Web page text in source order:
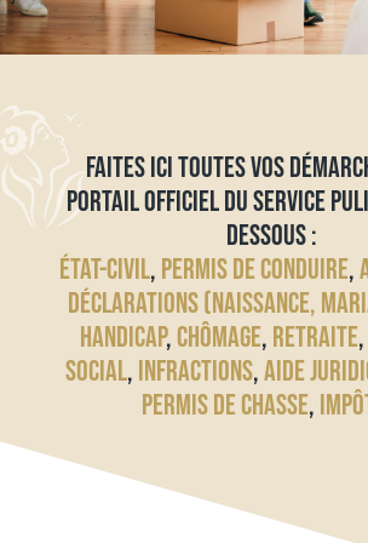
FAITES ICI TOUTES VOS
PORTAIL OFFICIEL DU SERVICE
DESSOUS :
ÉTAT-CIVIL, PERMIS DE CONDUIRE,
DÉCLARATIONS (NAISSANCE,
HANDICAP, CHÔMAGE, RETRAITE,
SOCIAL, INFRACTIONS,AIDE
PERMIS DE CHASSE,